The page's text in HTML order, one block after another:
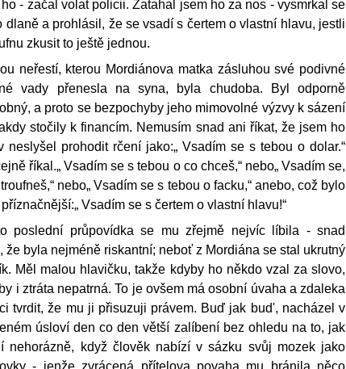
- začal volat policii. Zatahal jsem ho za nos - vysmrkal se
dlaně a prohlásil, že se vsadí s čertem o vlastní hlavu, jestli
zkusit to ještě jednou.
neřestí, kterou Mordiánova matka zásluhou své podivné
vady přenesla na syna, byla chudoba. Byl odporně
a proto se bezpochyby jeho mimovolné výzvy k sázení
stočily k financím. Nemusím snad ani říkat, že jsem ho
neslyšel prohodit rčení jako:„ Vsadím se s tebou o dolar.“
říkal.„ Vsadím se s tebou o co chceš,“ nebo„ Vsadím se,
nebo„ Vsadím se s tebou o facku,“ anebo, což bylo
Vsadím se s čertem o vlastní hlavu!“
poslední průpovídka se mu zřejmě nejvíc líbila - snad
že byla nejméně riskantní; neboť z Mordiána se stal ukrutný
Měl malou hlavičku, takže kdyby ho někdo vzal za slovo,
i ztráta nepatrná. To je ovšem má osobní úvaha a zdaleka
tvrdit, že mu ji přisuzuji právem. Buď jak bud', nacházel v
úsloví den co den větší zalíbení bez ohledu na to, jak
nehorázně, když člověk nabízí v sázku svůj mozek jako
- jenže zvrácená přítelova povaha mu bránila něco